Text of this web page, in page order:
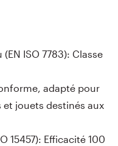
ISO 7783): Classe
adapté pour
et jouets destinés aux
15457): Efficacité 100